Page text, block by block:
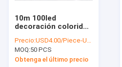
10m 100led
decoración colorida
Precio:USD4.00/Piece-USD6.00/Piece
MOQ:50 PCS
Obtenga el último precio